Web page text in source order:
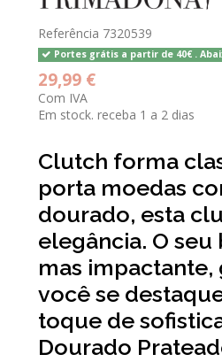
Referência 7320539
Portes grátis a partir de 40€ .
29,99 €
Com IVA
Em stock. receba 1 a 2 dias
Clutch forma
porta moedas
dourado, esta
elegância. O
mas impactante,
você se
toque de
Dourado